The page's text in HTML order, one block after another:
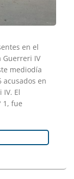
en el
Guerreri IV
mediodía
en
IV. El
1, fue